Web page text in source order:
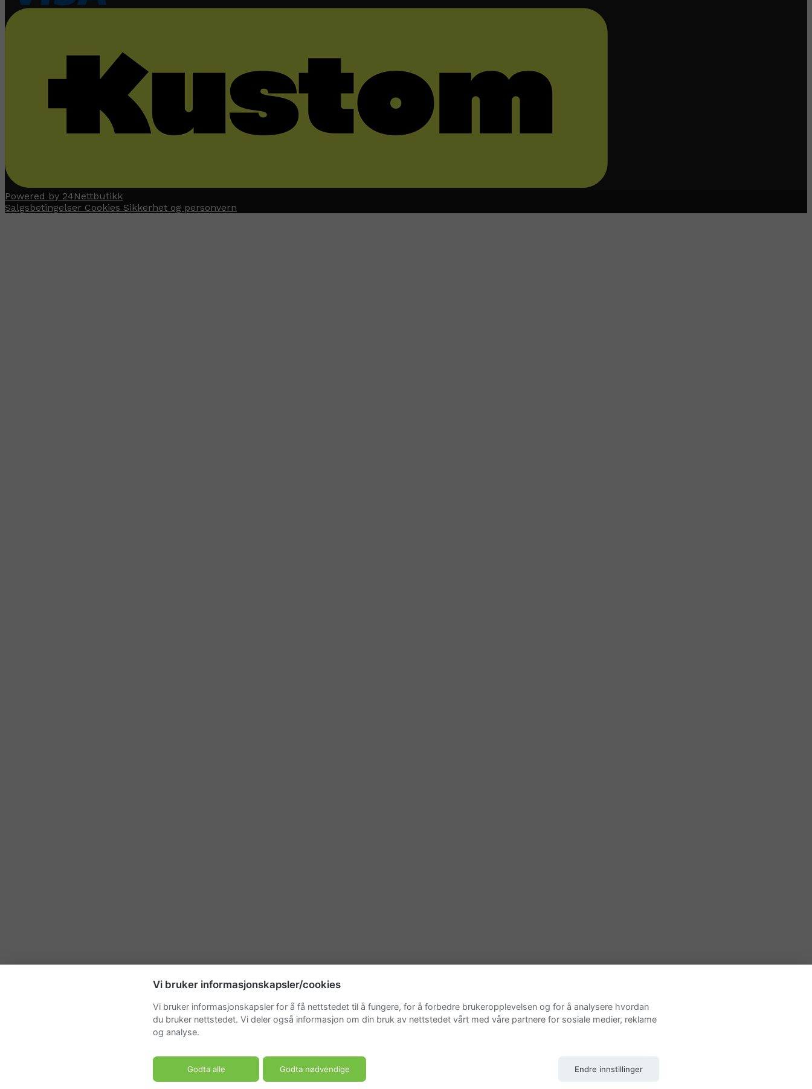
Powered by 24Nettbutikk
Salgsbetingelser Cookies Sikkerhet og personvern
Vi bruker informasjonskapsler/cookies
Vi bruker informasjonskapsler for å få nettstedet til å fungere, for å forbedre brukeropplevelsen og for å analysere hvordan
du bruker nettstedet. Vi deler også informasjon om din bruk av nettstedet vårt med våre partnere for sosiale medier, reklame
og analyse.
Godta alle Godta nødvendige Endre innstillinger